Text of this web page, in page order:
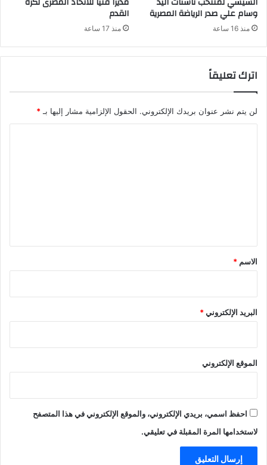
وسام علي صدر الرياضة المصرية
منذ 16 ساعة
القدم
منذ 17 ساعة
اترك تعليقاً
لن يتم نشر عنوان بريدك الإلكتروني. الحقول الإلزامية مشار إليها بـ *
*
الاسم *
البريد الإلكتروني*
الموقع الإلكتروني
احفظ اسمي، بريدي الإلكتروني، والموقع الإلكتروني في هذا المتصفح
لاستخدامها المرة المقبلة في تعليقي.